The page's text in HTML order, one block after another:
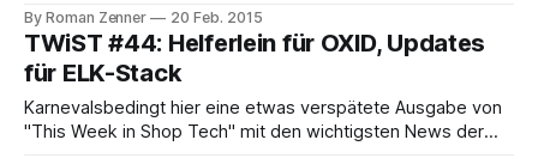
Software für März 2015 an. * OXID-Usergroup NRW:
Symfony in OXID-Projekten verwenden. (02.04.2015) *
Termin bestätigt: Die code.talks 2015 finden
By Roman Zenner 20 Feb. 2015
TWiST #44: Helferlein für OXID, Updates
für ELK-Stack
Karnevalsbedingt hier eine etwas verspätete Ausgabe von
"This Week in Shop Tech" mit den wichtigsten News der